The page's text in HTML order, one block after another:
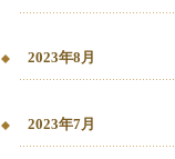
2023年8月
2023年7月